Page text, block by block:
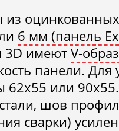
оцинкованных
6 мм (панель
3D имеютV-
панели. Для
62х55 или
шов
сварки)